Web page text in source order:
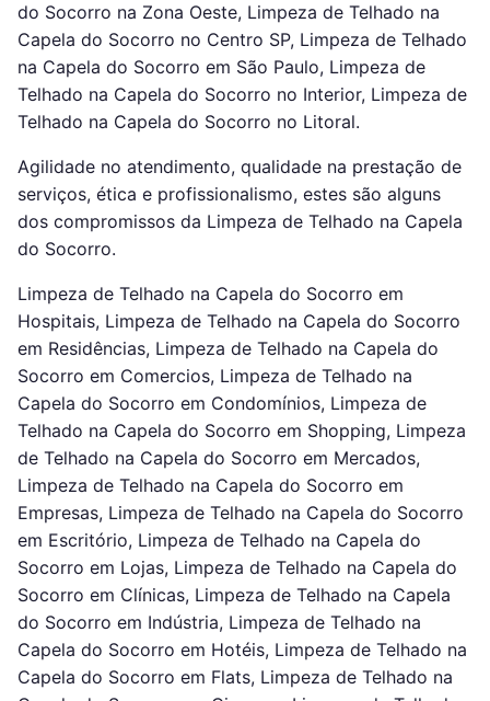
do Socorro na Zona Oeste, Limpeza de Telhado na
Capela do Socorro no Centro SP, Limpeza de Telhado
na Capela do Socorro em São Paulo, Limpeza de
Telhado na Capela do Socorro no Interior, Limpeza de
Telhado na Capela do Socorro no Litoral.
Agilidade no atendimento, qualidade na prestação de
serviços, ética e profissionalismo, estes são alguns
dos compromissos da Limpeza de Telhado na Capela
do Socorro.
Limpeza de Telhado na Capela do Socorro em
Hospitais, Limpeza de Telhado na Capela do Socorro
em Residências, Limpeza de Telhado na Capela do
Socorro em Comercios, Limpeza de Telhado na
Capela do Socorro em Condomínios, Limpeza de
Telhado na Capela do Socorro em Shopping, Limpeza
de Telhado na Capela do Socorro em Mercados,
Limpeza de Telhado na Capela do Socorro em
Empresas, Limpeza de Telhado na Capela do Socorro
em Escritório, Limpeza de Telhado na Capela do
Socorro em Lojas, Limpeza de Telhado na Capela do
Socorro em Clínicas, Limpeza de Telhado na Capela
do Socorro em Indústria, Limpeza de Telhado na
Capela do Socorro em Hotéis, Limpeza de Telhado na
Capela do Socorro em Flats, Limpeza de Telhado na